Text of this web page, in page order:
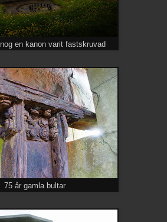
en kanon varit fastskruvad
75 år gamla bultar